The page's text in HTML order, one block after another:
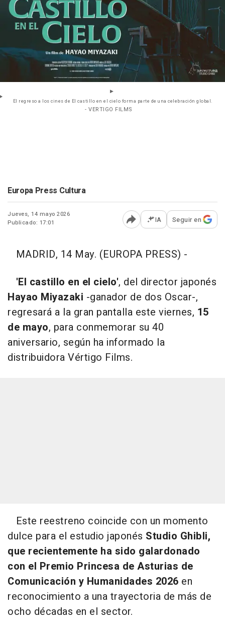
El regreso a los cines de El castillo en el cielo forma parte de una celebración global.
- VERTIGO FILMS
Europa Press Cultura
Jueves, 14 mayo 2026
Publicado: 17:01
Abrir opciones para
IA Seguir en
MADRID, 14 May. (EUROPA PRESS) -
'El castillo en el cielo', del director japonés
Hayao Miyazaki -ganador de dos Oscar-,
regresará a la gran pantalla este viernes, 15
de mayo, para conmemorar su 40
aniversario, según ha informado la
distribuidora Vértigo Films.
Este reestreno coincide con un momento
dulce para el estudio japonés Studio Ghibli,
que recientemente ha sido galardonado
con el Premio Princesa de Asturias de
Comunicación y Humanidades 2026 en
reconocimiento a una trayectoria de más de
ocho décadas en el sector.